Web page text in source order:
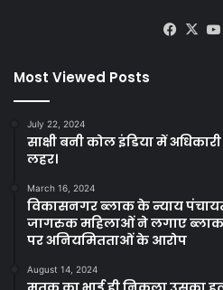
X
Most Viewed Posts
July 22, 2024
साक्षी बनी कोल इंडिया में
लहर।
March 16, 2024
विकासनगर ब्लाक के न्याय
जागरुक महिलाओं ने लगाए ब्लाक
पर अनियमितताओं के आरोप
August 14, 2024